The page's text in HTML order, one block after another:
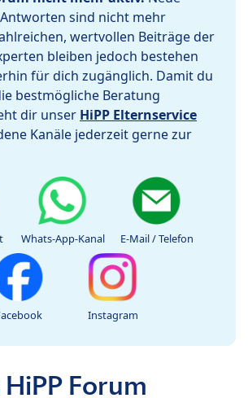
sind nicht mehr
wertvollen Beiträge der
bleiben jedoch bestehen
für dich zugänglich. Damit du
bestmögliche Beratung
dir unser HiPP Elternservice
Kanäle jederzeit gerne zur
Whats-App-Kanal E-Mail / Telefon
Instagram
Forum